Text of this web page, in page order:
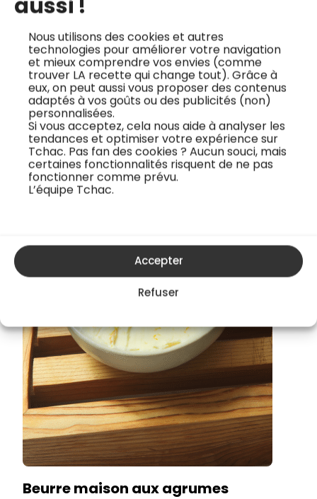
aussi !
Nous utilisons des cookies et autres
technologies pour améliorer votre navigation
et mieux comprendre vos envies (comme
trouver LA recette qui change tout). Grâce à
eux, on peut aussi vous proposer des contenus
adaptés à vos goûts ou des publicités (non)
personnalisées.
Si vous acceptez, cela nous aide à analyser les
tendances et optimiser votre expérience sur
Tchac. Pas fan des cookies ? Aucun souci, mais
certaines fonctionnalités risquent de ne pas
fonctionner comme prévu.
L’équipe Tchac.
Accepter
Refuser
Cromesqui de camembert
Gabin Bouguet
Intermédiaire
Beurre maison aux agrumes